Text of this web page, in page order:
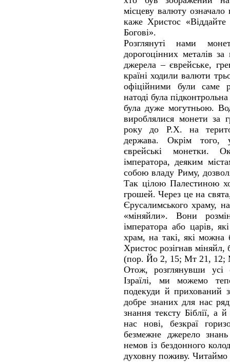
місцеву валюту
каже Христос
Богові».
Розглянуті нами
дорогоцінних металів
джерела – єврейське,
країні ходили валюти
офіційними були саме
натоді була
була дуже могутньою.
вироблялися монети за
року до Р.Х. на
держава. Окрім того,
єврейські монетки.
імператора, деяким
собою владу Риму,
Так цілою Палестиною
грошей. Через це на
Єрусалимського храму,
«міняйли». Вони
імператора або царів,
храм, на такі, які можна
Христос розігнав
(пор. Йо 2, 15; Мт 21, 12;
Отож, розглянувши усі
Ізраїлі, ми можемо
подекуди й прихований
добре знаних для нас
знання тексту Біблії, а
нас нові, безкраї
безмежне джерело
немов із бездонного
духовну поживу.